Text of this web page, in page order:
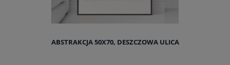
ABSTRAKCJA 50X70, DESZCZOWA ULICA